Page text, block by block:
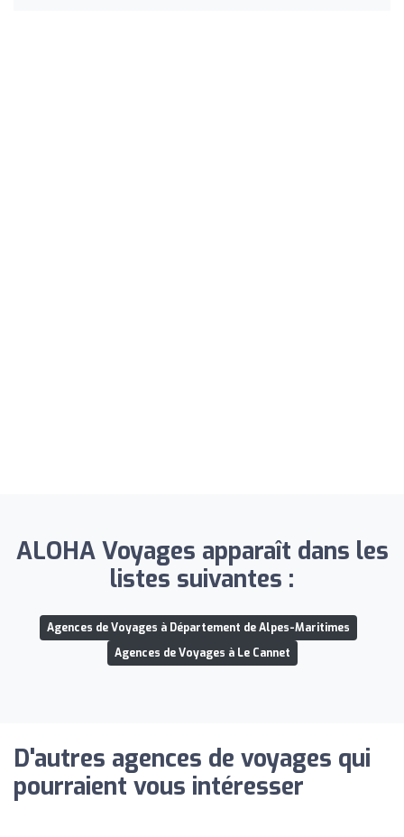
ALOHA Voyages apparaît dans les
listes suivantes :
Agences de Voyages à Département de Alpes-Maritimes
Agences de Voyages à Le Cannet
D'autres agences de voyages qui
pourraient vous intéresser